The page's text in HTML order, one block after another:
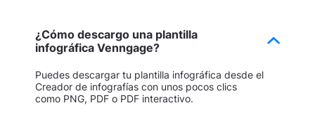
¿Cómo descargo una plantilla
infográfica Venngage?
Puedes descargar tu plantilla infográfica desde el
Creador de infografías con unos pocos clics
como PNG, PDF o PDF interactivo.